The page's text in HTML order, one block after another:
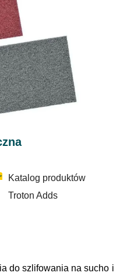
Katalog produktów
Troton Adds
do szlifowania na sucho i